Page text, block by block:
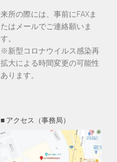
来所の際には、事前にFAXま
たはメールでご連絡願いま
す。
※新型コロナウイルス感染再
拡大による時間変更の可能性
あります。
■ アクセス（事務局）